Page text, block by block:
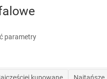
parametry